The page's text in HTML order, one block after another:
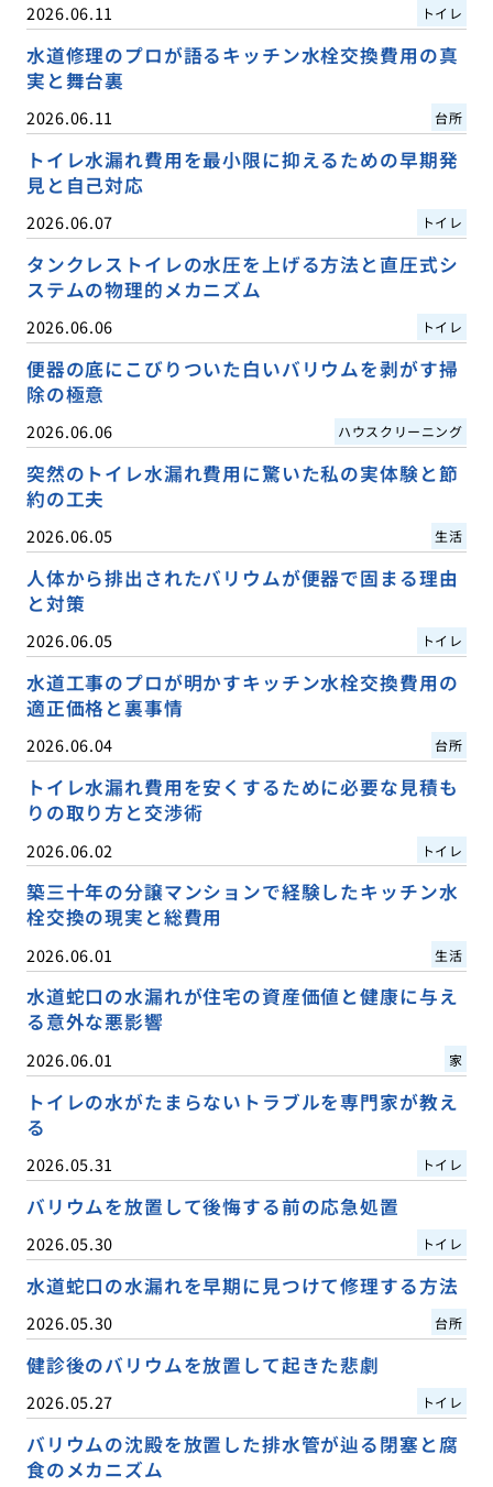
2026.06.11 トイレ
水道修理のプロが語るキッチン水栓交換費用の真
実と舞台裏
2026.06.11 台所
トイレ水漏れ費用を最小限に抑えるための早期発
見と自己対応
2026.06.07 トイレ
タンクレストイレの水圧を上げる方法と直圧式シ
ステムの物理的メカニズム
2026.06.06 トイレ
便器の底にこびりついた白いバリウムを剥がす掃
除の極意
2026.06.06 ハウスクリーニング
突然のトイレ水漏れ費用に驚いた私の実体験と節
約の工夫
2026.06.05 生活
人体から排出されたバリウムが便器で固まる理由
と対策
2026.06.05 トイレ
水道工事のプロが明かすキッチン水栓交換費用の
適正価格と裏事情
2026.06.04 台所
トイレ水漏れ費用を安くするために必要な見積も
りの取り方と交渉術
2026.06.02 トイレ
築三十年の分譲マンションで経験したキッチン水
栓交換の現実と総費用
2026.06.01 生活
水道蛇口の水漏れが住宅の資産価値と健康に与え
る意外な悪影響
2026.06.01 家
トイレの水がたまらないトラブルを専門家が教え
る
2026.05.31 トイレ
バリウムを放置して後悔する前の応急処置
2026.05.30 トイレ
水道蛇口の水漏れを早期に見つけて修理する方法
2026.05.30 台所
健診後のバリウムを放置して起きた悲劇
2026.05.27 トイレ
バリウムの沈殿を放置した排水管が辿る閉塞と腐
食のメカニズム